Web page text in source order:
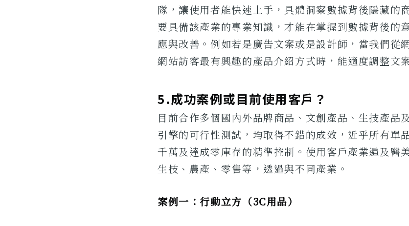
隊，讓使用者能快速上手，具體洞察數據背後隱藏的
要具備該產業的專業知識，才能在掌握到數據背後的
應與改善。例如若是廣告文案或是設計師，當我們從
網站訪客最有興趣的產品介紹方式時，能適度調整文
5.成功案例或目前使用客戶？
目前合作多個國內外品牌商品、文創產品、生技產品
引擎的可行性測試，均取得不錯的成效，近乎所有單
千萬及達成零庫存的精準控制。使用客戶產業遍及醫
生技、農產、零售等，透過與不同產業。
案例一：行動立方（3C用品）